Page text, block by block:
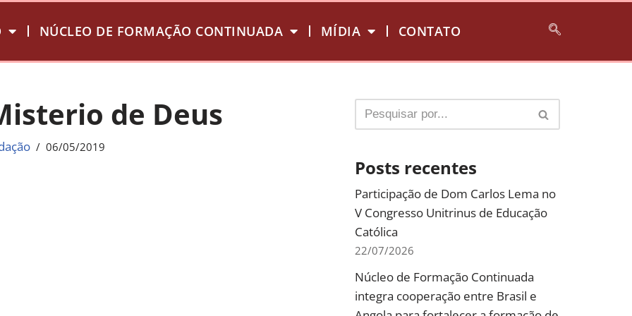
NÚCLEO DE FORMAÇÃO CONTINUADA MÍDIA CONTATO
de Deus
06/05/2019
Posts recentes
Participação de Dom Carlos Lema no
V Congresso Unitrinus de Educação
Católica
22/07/2026
Núcleo de Formação Continuada
integra cooperação entre Brasil e